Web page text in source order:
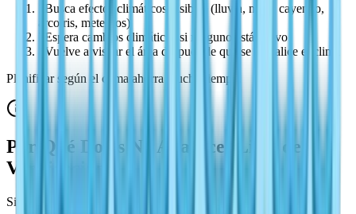
Busca efectos climáticos visibles (lluvia, nieve cayendo,
arcoíris, meteoros)
Espera cambios climáticos si ninguno está activo
Vuelve a visitar el área después de que se actualice el clima
Planificar según el clima ahorra mucho tiempo.
Por Qué Doris No Aparece (Lista de
Verificación)
Si aún no puedes encontrar a Doris, verifica lo siguiente en orden: